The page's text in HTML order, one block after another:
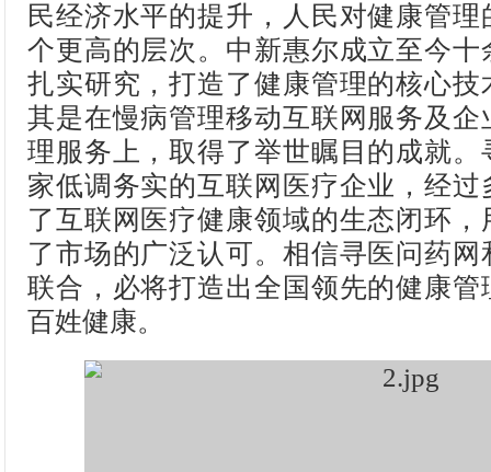
民经济水平的提升，人民对健康管
个更高的层次。中新惠尔成立至今十
扎实研究，打造了健康管理的核心技
其是在慢病管理移动互联网服务及企
理服务上，取得了举世瞩目的成就。
家低调务实的互联网医疗企业，经
了互联网医疗健康领域的生态闭环
了市场的广泛认可。相信寻医问药
联合，必将打造出全国领先的健康管
百姓健康。